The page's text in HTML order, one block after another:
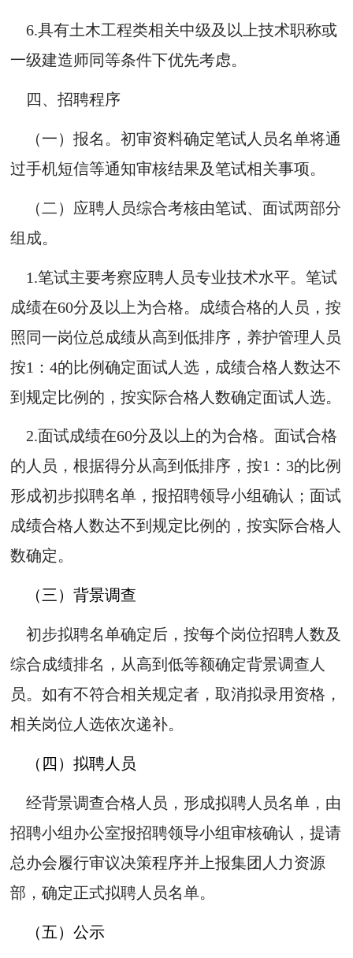
6.具有土木工程类相关中级及以上技术职称或
一级建造师同等条件下优先考虑。
四、招聘程序
（一）报名。初审资料确定笔试人员名单将通
过手机短信等通知审核结果及笔试相关事项。
（二）应聘人员综合考核由笔试、面试两部分
组成。
1.笔试主要考察应聘人员专业技术水平。笔试
成绩在60分及以上为合格。成绩合格的人员，按
照同一岗位总成绩从高到低排序，养护管理人员
按1：4的比例确定面试人选，成绩合格人数达不
到规定比例的，按实际合格人数确定面试人选。
2.面试成绩在60分及以上的为合格。面试合格
的人员，根据得分从高到低排序，按1：3的比例
形成初步拟聘名单，报招聘领导小组确认；面试
成绩合格人数达不到规定比例的，按实际合格人
数确定。
（三）背景调查
初步拟聘名单确定后，按每个岗位招聘人数及
综合成绩排名，从高到低等额确定背景调查人
员。如有不符合相关规定者，取消拟录用资格，
相关岗位人选依次递补。
（四）拟聘人员
经背景调查合格人员，形成拟聘人员名单，由
招聘小组办公室报招聘领导小组审核确认，提请
总办会履行审议决策程序并上报集团人力资源
部，确定正式拟聘人员名单。
（五）公示